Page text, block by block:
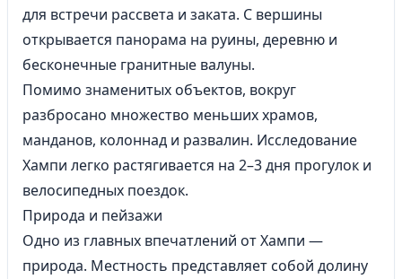
для встречи рассвета и заката. С вершины
открывается панорама на руины, деревню и
бесконечные гранитные валуны.
Помимо знаменитых объектов, вокруг
разбросано множество меньших храмов,
манданов, колоннад и развалин. Исследование
Хампи легко растягивается на 2–3 дня прогулок и
велосипедных поездок.
Природа и пейзажи
Одно из главных впечатлений от Хампи —
природа. Местность представляет собой долину